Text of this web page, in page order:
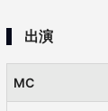
出演
MC